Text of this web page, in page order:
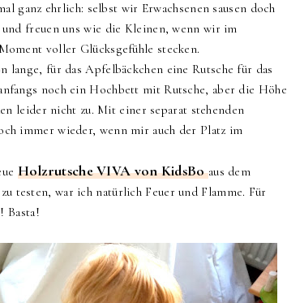
ganz ehrlich: selbst wir Erwachsenen sausen doch
freuen uns wie die Kleinen, wenn wir im
voller Glücksgefühle stecken.
lange, für das Apfelbäckchen eine Rutsche für das
noch ein Hochbett mit Rutsche, aber die Höhe
leider nicht zu. Mit einer separat stehenden
immer wieder, wenn mir auch der Platz im
Holzrutsche VIVA von KidsBo aus dem
testen, war ich natürlich Feuer und Flamme. Für
Basta!